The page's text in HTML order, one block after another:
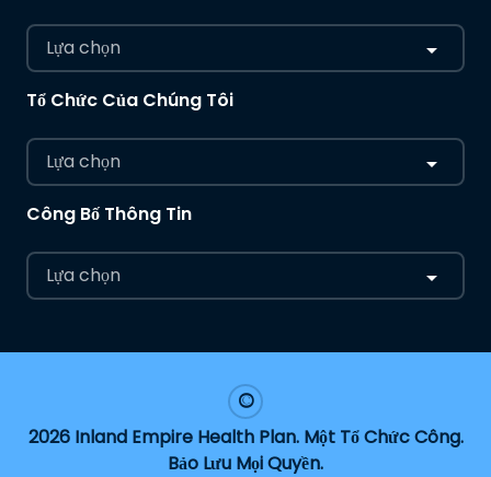
Lựa chọn
Tổ Chức Của Chúng Tôi
Lựa chọn
Công Bố Thông Tin
Lựa chọn
2026 Inland Empire Health Plan. Một Tổ Chức Công.
Bảo Lưu Mọi Quyền.